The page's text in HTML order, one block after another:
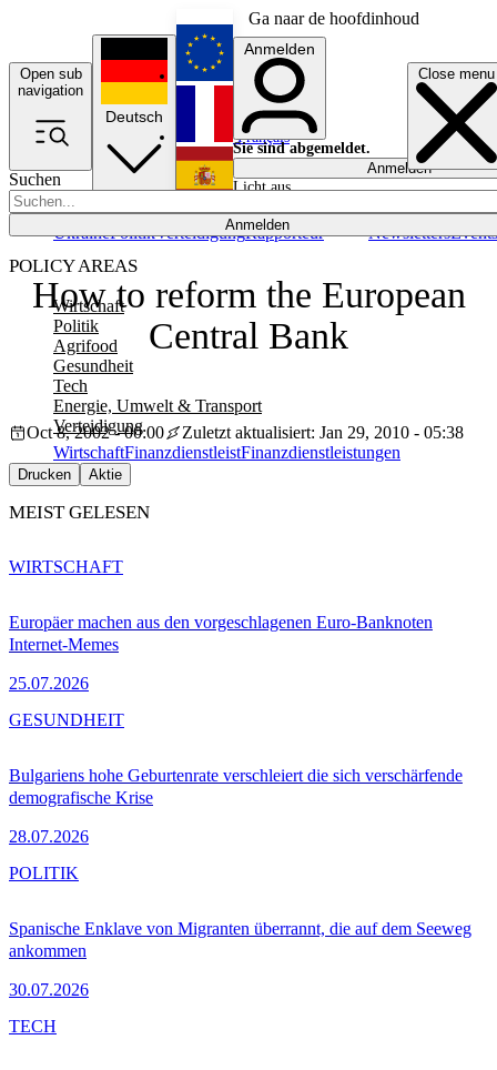
Ga naar de hoofdinhoud
Open sub
navigation
Close menu
Suchen
Anmelden
POLICY AREAS
Wirtschaft
Politik
Agrifood
Gesundheit
Tech
Energie, Umwelt & Transport
Verteidigung
UkrainePolitikVerteidigungRapporteur NewslettersEvents
Deutsch
English
Français
Anmelden
Sie sind abgemeldet.
Anmelden
Licht aus
How to reform the European
Central Bank
Oct 8, 2002 - 00:00
Zuletzt aktualisiert: Jan 29, 2010 - 05:38
WirtschaftFinanzdienstleistFinanzdienstleistungen
Drucken Aktie
MEIST GELESEN
Europäer machen aus den vorgeschlagenen Euro-Banknoten
Internet-Memes
25.07.2026
WIRTSCHAFT
Bulgariens hohe Geburtenrate verschleiert die sich verschärfende
demografische Krise
28.07.2026
GESUNDHEIT
Spanische Enklave von Migranten überrannt, die auf dem Seeweg
ankommen
30.07.2026
POLITIK
TECH